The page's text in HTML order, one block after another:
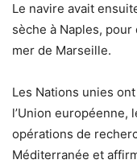
Le navire avait
sèche à Naples,
mer de Marseille.
Les Nations unies
l’Union européenne,
opérations de
Méditerranée et